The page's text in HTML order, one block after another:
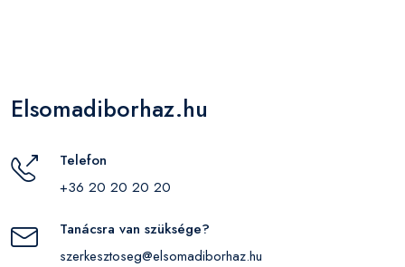
Elsomadiborhaz.hu
Telefon
+36 20 20 20 20
Tanácsra van szüksége?
szerkesztoseg@elsomadiborhaz.hu